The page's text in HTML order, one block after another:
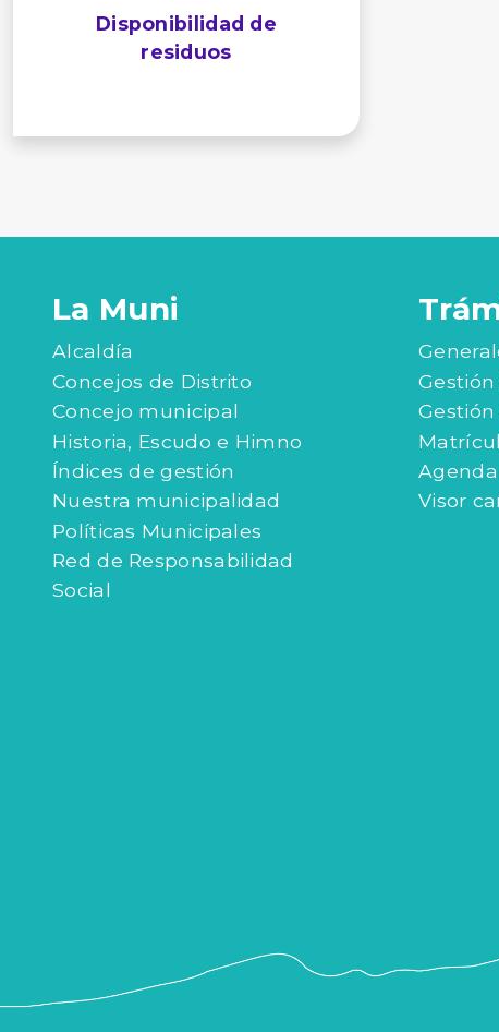
de
La Muni
Alcaldía
Concejos de Distrito
Concejo municipal
Historia, Escudo e Himno
Índices de gestión
Nuestra municipalidad
Políticas Municipales
Red de Responsabilidad
Gestión